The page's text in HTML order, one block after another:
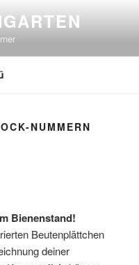
NUMMERN
Bienenstand!
Beutenplättchen
deiner